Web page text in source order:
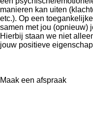
manieren kan uiten
etc.). Op een
samen met jou (opnieuw)
Hierbij staan we niet
jouw positieve
Maak een afspraak